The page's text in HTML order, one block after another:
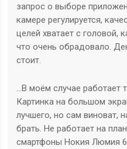
запрос о выборе
камере регулируется,
целей хватает с головой,
что очень обрадовало.
стоит.
…В моём случае
Картинка на большом
лучшего, но сам виноват,
брать. Не работает на
смартфоны Нокия Люмия